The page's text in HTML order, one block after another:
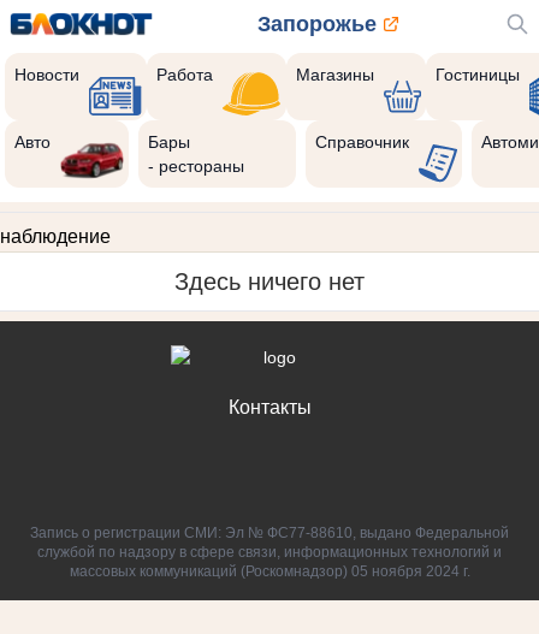
Запорожье
Новости Работа Магазины Гостиницы
Авто
Бары
- рестораны
Справочник
наблюдение
Здесь ничего нет
Контакты
Запись о регистрации СМИ: Эл № ФС77-88610, выдано Федеральной
службой по надзору в сфере связи, информационных технологий и
массовых коммуникаций (Роскомнадзор) 05 ноября 2024 г.